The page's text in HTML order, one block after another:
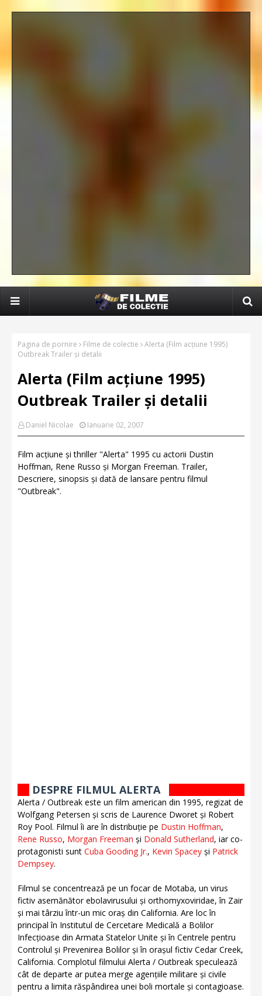
Pagina de pornire Filme de colectie
Alerta (Film acțiune 1995)
Outbreak Trailer și detalii
Alerta (Film acțiune 1995)
Outbreak Trailer și detalii
Daniel Nicolae Ianuarie 02, 2007
Film acțiune și thriller "Alerta" 1995 cu actorii Dustin
Hoffman, Rene Russo și Morgan Freeman. Trailer,
Descriere, sinopsis și dată de lansare pentru filmul
"Outbreak".
DESPRE FILMUL ALERTA
Alerta / Outbreak este un film american din 1995, regizat de
Wolfgang Petersen și scris de Laurence Dworet și Robert
Roy Pool. Filmul îi are în distribuție pe Dustin Hoffman,
Rene Russo, Morgan Freeman și Donald Sutherland, iar co-
protagonisti sunt Cuba Gooding Jr., Kevin Spacey și Patrick
Dempsey.
Filmul se concentrează pe un focar de Motaba, un virus
fictiv asemănător ebolavirusului și orthomyxoviridae, în Zair
și mai târziu într-un mic oraș din California. Are loc în
principal în Institutul de Cercetare Medicală a Bolilor
Infecțioase din Armata Statelor Unite și în Centrele pentru
Controlul și Prevenirea Bolilor și în orașul fictiv Cedar Creek,
California. Complotul filmului Alerta / Outbreak speculează
cât de departe ar putea merge agențiile militare și civile
pentru a limita răspândirea unei boli mortale și contagioase.